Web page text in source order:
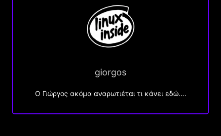
giorgos
Ο Γιώργος ακόμα αναρωτιέται τι κάνει εδώ….